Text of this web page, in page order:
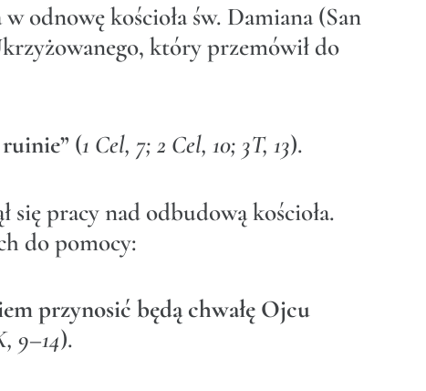
odnowę kościoła św. Damiana (San
który przemówił do
(1 Cel, 7; 2 Cel, 10; 3T, 13).
się pracy nad odbudową kościoła.
do pomocy:
przynosić będą chwałę Ojcu
9–14).